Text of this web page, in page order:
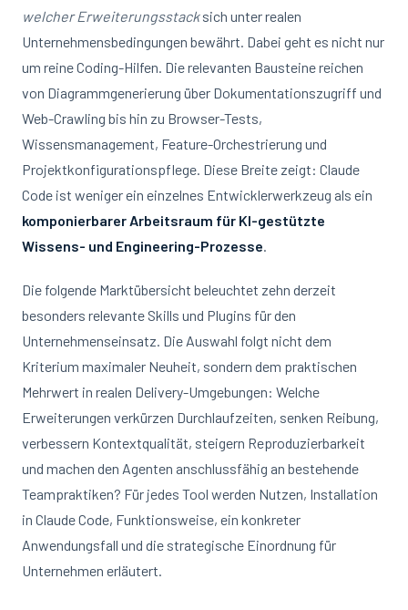
welcher Erweiterungsstacksich unter realen
Unternehmensbedingungen bewährt. Dabei geht es nicht nur
um reine Coding-Hilfen. Die relevanten Bausteine reichen
von Diagrammgenerierung über Dokumentationszugriff und
Web-Crawling bis hin zu Browser-Tests,
Wissensmanagement, Feature-Orchestrierung und
Projektkonfigurationspflege. Diese Breite zeigt: Claude
Code ist weniger ein einzelnes Entwicklerwerkzeug als ein
komponierbarer Arbeitsraum für KI-gestützte
Wissens- und Engineering-Prozesse.
Die folgende Marktübersicht beleuchtet zehn derzeit
besonders relevante Skills und Plugins für den
Unternehmenseinsatz. Die Auswahl folgt nicht dem
Kriterium maximaler Neuheit, sondern dem praktischen
Mehrwert in realen Delivery-Umgebungen: Welche
Erweiterungen verkürzen Durchlaufzeiten, senken Reibung,
verbessern Kontextqualität, steigern Reproduzierbarkeit
und machen den Agenten anschlussfähig an bestehende
Teampraktiken? Für jedes Tool werden Nutzen, Installation
in Claude Code, Funktionsweise, ein konkreter
Anwendungsfall und die strategische Einordnung für
Unternehmen erläutert.